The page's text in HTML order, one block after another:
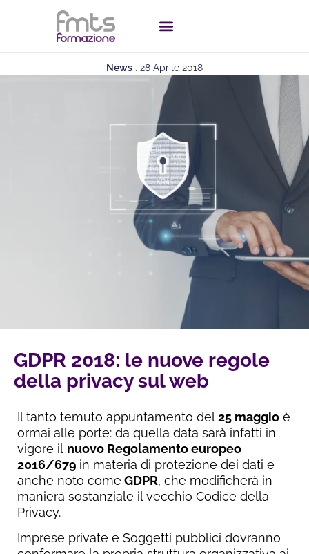
News . 28 Aprile 2018
GDPR 2018: le nuove regole
della privacy sul web
Il tanto temuto appuntamento del25 maggio è
ormai alle porte: da quella data sarà infatti in
vigore il nuovo Regolamento europeo
2016/679 in materia di protezione dei dati e
anche noto come GDPR, che modificherà in
maniera sostanziale il vecchio Codice della
Privacy.
Imprese private e Soggetti pubblici dovranno